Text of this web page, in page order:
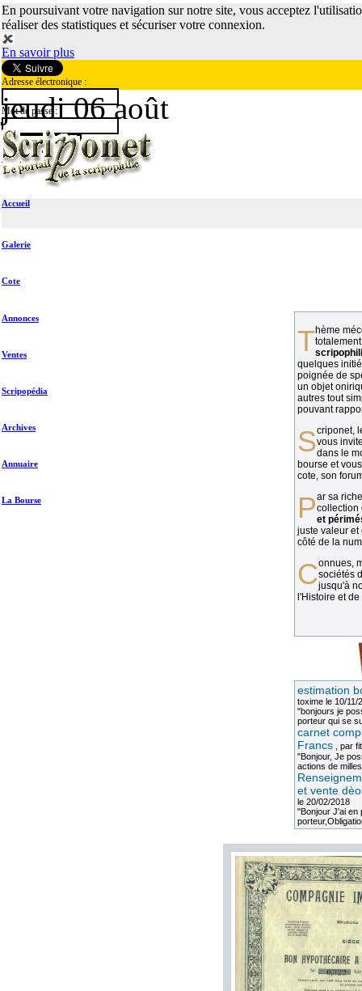
En poursuivant votre navigation sur notre site, vous acceptez
réaliser des statistiques et sécuriser votre connexion.
En savoir plus
Adresse électronique :
Mot de passe :
jeudi 06 août
Accueil
Galerie
Cote
Annonces
Ventes
Scripopédia
Archives
Annuaire
La Bourse
Thème méconnu des collectionneurs et
quelques
poignée de
un objet
autres tout
pouvant
vous
dans le
bourse et
cote, son
Par sa richesse et sa diversité, lacollection
et
juste valeur et
côté de la
Connues, méconnues, ou inconnues, lessociétés
jusqu'à
l'Histoire et
estimation
toximele 10/11/
"bonjours je
porteur qui se
carnet
Francs, par
"Bonjour, Je
actions de
et vente
le 20/02/2018
"Bonjour J'ai en